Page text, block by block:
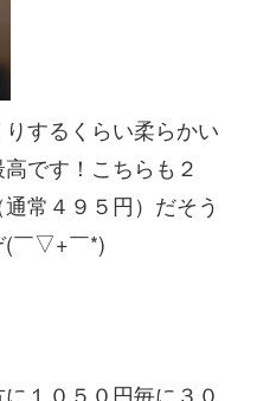
するくらい柔らかい
です！こちらも２
常４９５円）だそう
(￣▽+￣*)
１０５０円毎に３０